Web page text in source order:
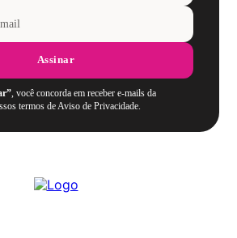
Assinar
, você concorda em receber e-mails da
termos de Aviso de Privacidade.